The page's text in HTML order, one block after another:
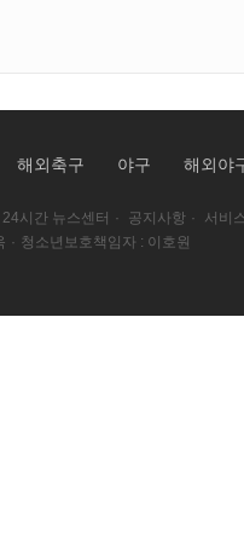
해외축구 야구 해외야
24시간 뉴스센터 · 공지사항 ·
서비
· 청소년보호책임자 : 이호원